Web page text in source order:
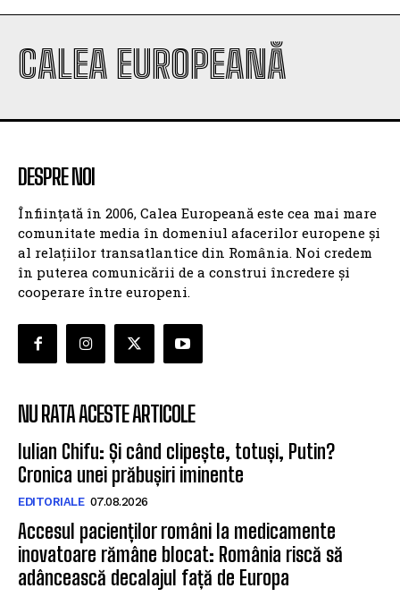
CALEA EUROPEANĂ
DESPRE NOI
Înființată în 2006, Calea Europeană este cea mai mare
comunitate media în domeniul afacerilor europene și
al relațiilor transatlantice din România. Noi credem
în puterea comunicării de a construi încredere și
cooperare între europeni.
NU RATA ACESTE ARTICOLE
Iulian Chifu: Și când clipește, totuși, Putin?
Cronica unei prăbușiri iminente
EDITORIALE 07.08.2026
Accesul pacienților români la medicamente
inovatoare rămâne blocat: România riscă să
adâncească decalajul față de Europa